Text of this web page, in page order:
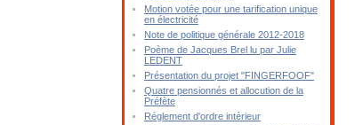
Motion votée pour une tarification unique
en électricité
Note de politique générale 2012-2018
Poème de Jacques Brel lu par Julie
LEDENT
Présentation du projet "FINGERFOOF"
Quatre pensionnés et allocution de la
Préfète
Réglement d'ordre intérieur